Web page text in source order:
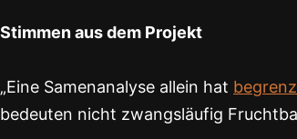
Stimmen aus dem Projekt
„Eine Samenanalyse allein hat
bedeuten nicht zwangsläufig